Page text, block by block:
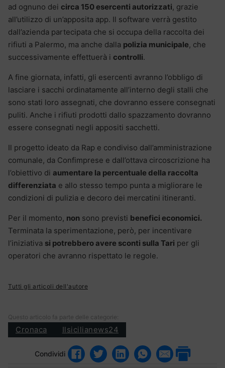
ad ognuno dei circa 150 esercenti autorizzati, grazie
all’utilizzo di un’apposita app. Il software verrà gestito
dall’azienda partecipata che si occupa della raccolta dei
rifiuti a Palermo, ma anche dalla polizia municipale, che
successivamente effettuerà i controlli.
A fine giornata, infatti, gli esercenti avranno l’obbligo di
lasciare i sacchi ordinatamente all’interno degli stalli che
sono stati loro assegnati, che dovranno essere consegnati
puliti. Anche i rifiuti prodotti dallo spazzamento dovranno
essere consegnati negli appositi sacchetti.
Il progetto ideato da Rap e condiviso dall’amministrazione
comunale, da Confimprese e dall’ottava circoscrizione ha
l’obiettivo di aumentare la percentuale della raccolta
differenziata e allo stesso tempo punta a migliorare le
condizioni di pulizia e decoro dei mercatini itineranti.
Per il momento, non sono previsti benefici economici.
Terminata la sperimentazione, però, per incentivare
l’iniziativa si potrebbero avere sconti sulla Tari per gli
operatori che avranno rispettato le regole.
Tutti gli articoli dell'autore
Questo articolo fa parte delle categorie:
Cronaca Ilsicilianews24
Condividi